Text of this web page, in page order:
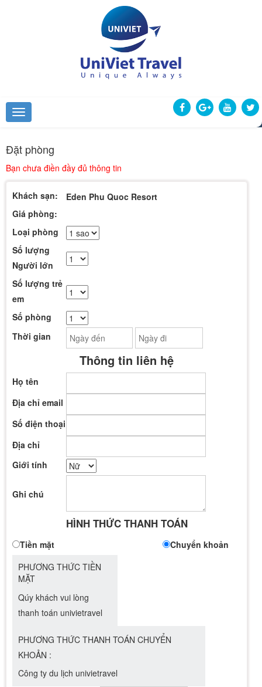
Đặt phòng
Bạn chưa điền đầy đủ thông tin
Khách sạn:
Eden Phu Quoc Resort
Giá phòng:
Loại phòng
Số lượng
Người lớn
Số lượng trẻ
em
Số phòng
Thời gian
Thông tin liên hệ
Họ tên
Địa chỉ email
Số điện thoại
Địa chỉ
Giới tính
Ghi chú
HÌNH THỨC THANH TOÁN
Tiền mặt
Chuyển khoản
PHƯƠNG THỨC TIỀN
MẶT
Qúy khách vui lòng
thanh toán univietravel
PHƯƠNG THỨC THANH TOÁN CHUYỂN
KHOẢN :
Công ty du lịch univietravel